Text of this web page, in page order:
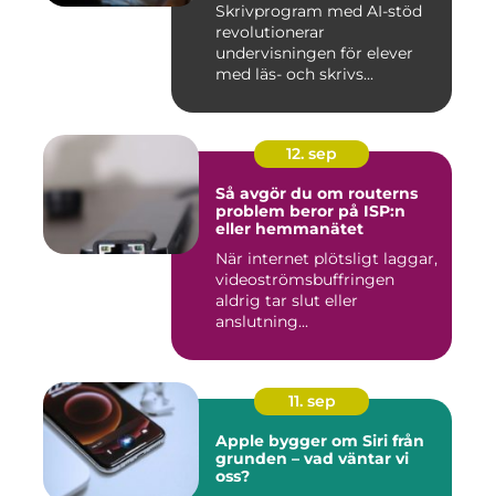
Skrivprogram med AI-stöd
revolutionerar
undervisningen för elever
med läs- och skrivs...
12. sep
Så avgör du om routerns
problem beror på ISP:n
eller hemmanätet
När internet plötsligt laggar,
videoströmsbuffringen
aldrig tar slut eller
anslutning...
11. sep
Apple bygger om Siri från
grunden – vad väntar vi
oss?